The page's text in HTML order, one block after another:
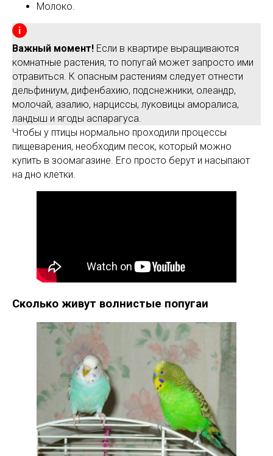
Молоко.
Важный момент! Если в квартире выращиваются
комнатные растения, то попугай может запросто ими
отравиться. К опасным растениям следует отнести
дельфиниум, дифенбахию, подснежники, олеандр,
молочай, азалию, нарциссы, луковицы аморалиса,
ландыш и ягоды аспарагуса.
Чтобы у птицы нормально проходили процессы
пищеварения, необходим песок, который можно
купить в зоомагазине. Его просто берут и насыпают
на дно клетки.
Сколько живут волнистые попугаи